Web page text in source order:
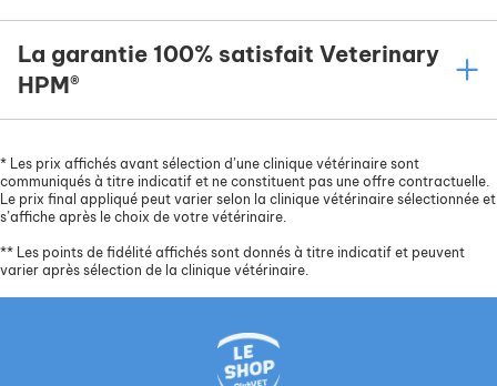
La garantie 100% satisfait Veterinary
HPM®
* Les prix affichés avant sélection d’une clinique vétérinaire sont
communiqués à titre indicatif et ne constituent pas une offre contractuelle.
Le prix final appliqué peut varier selon la clinique vétérinaire sélectionnée et
s’affiche après le choix de votre vétérinaire.
** Les points de fidélité affichés sont donnés à titre indicatif et peuvent
varier après sélection de la clinique vétérinaire.